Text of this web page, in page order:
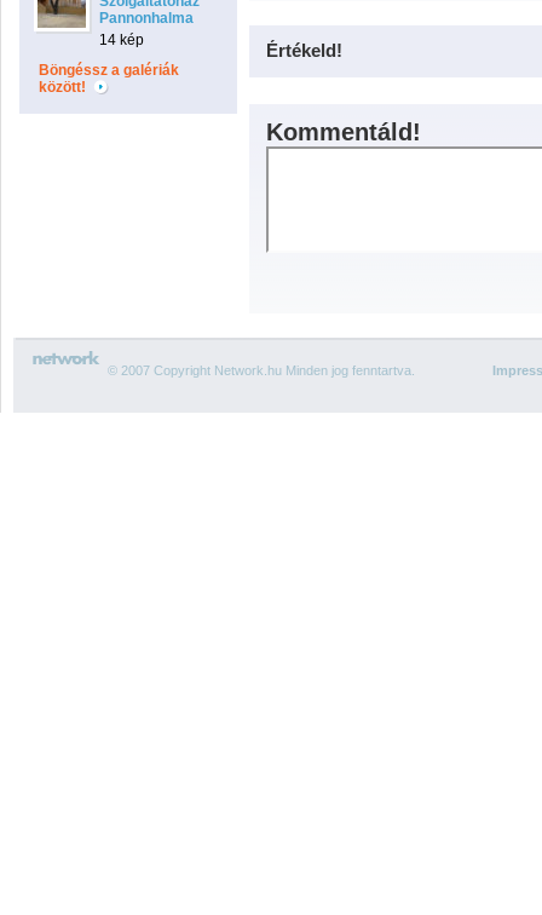
Pannonhalma
14 kép
Böngéssz a galériák
között!
Értékeld!
Kommentáld!
© 2007 Copyright Network.hu Minden jog fenntartva.